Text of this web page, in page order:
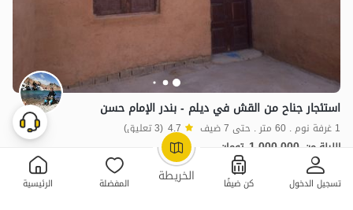
الخريطة تسجيل الدخول كن ضيفًا المفضلة الرئيسية
OpenStreetMap
استئجار جناح من القش في دیلم - بندر الإمام حسن
1 غرفة نوم . 60 متر . حتى 7 ضيف 4.7 (3 تعليق)
الليلة من 1,000,000 تومان
اقتصادي